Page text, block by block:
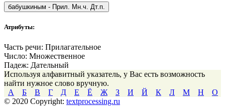
бабушкиным - Прил. Мн.ч. Дт.п.
Атрибуты:
Часть речи: Прилагательное
Число: Множественное
Падеж: Дательный
Используя алфавитный указатель, у Вас есть возможность
найти нужное слово вручную.
А
Б В Г Д Е Ё Ж З И Й К Л М Н
О
© 2020 Copyright: textprocessing.ru